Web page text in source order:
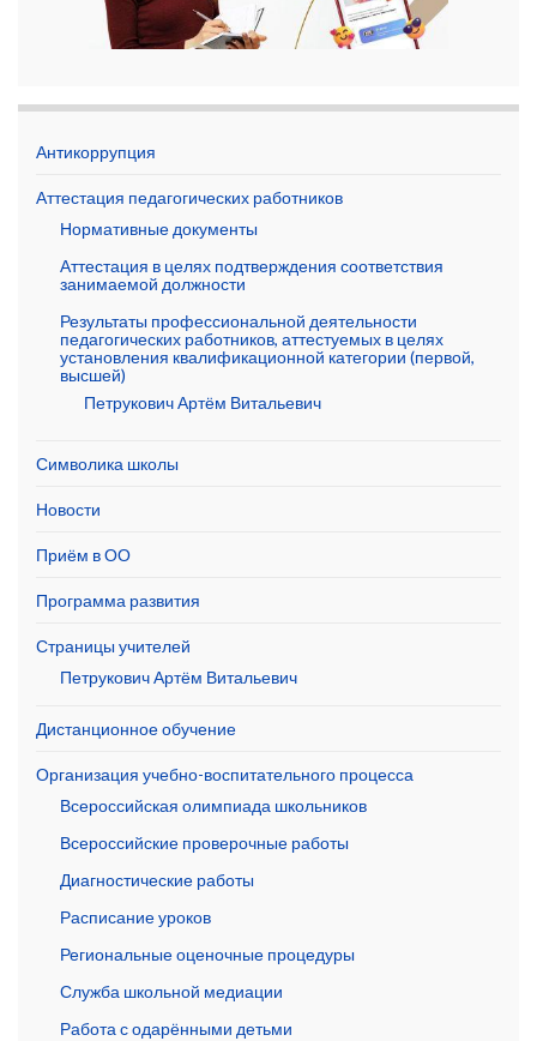
Антикоррупция
Аттестация педагогических работников
Нормативные документы
Аттестация в целях подтверждения соответствия
занимаемой должности
Результаты профессиональной деятельности
педагогических работников, аттестуемых в целях
установления квалификационной категории (первой,
высшей)
Петрукович Артём Витальевич
Символика школы
Новости
Приём в ОО
Программа развития
Страницы учителей
Петрукович Артём Витальевич
Дистанционное обучение
Организация учебно-воспитательного процесса
Всероссийская олимпиада школьников
Всероссийские проверочные работы
Диагностические работы
Расписание уроков
Региональные оценочные процедуры
Служба школьной медиации
Работа с одарёнными детьми